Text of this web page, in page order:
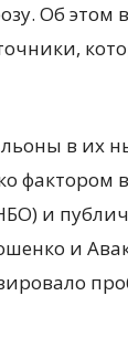
Об этом
в их
фактором
и
и